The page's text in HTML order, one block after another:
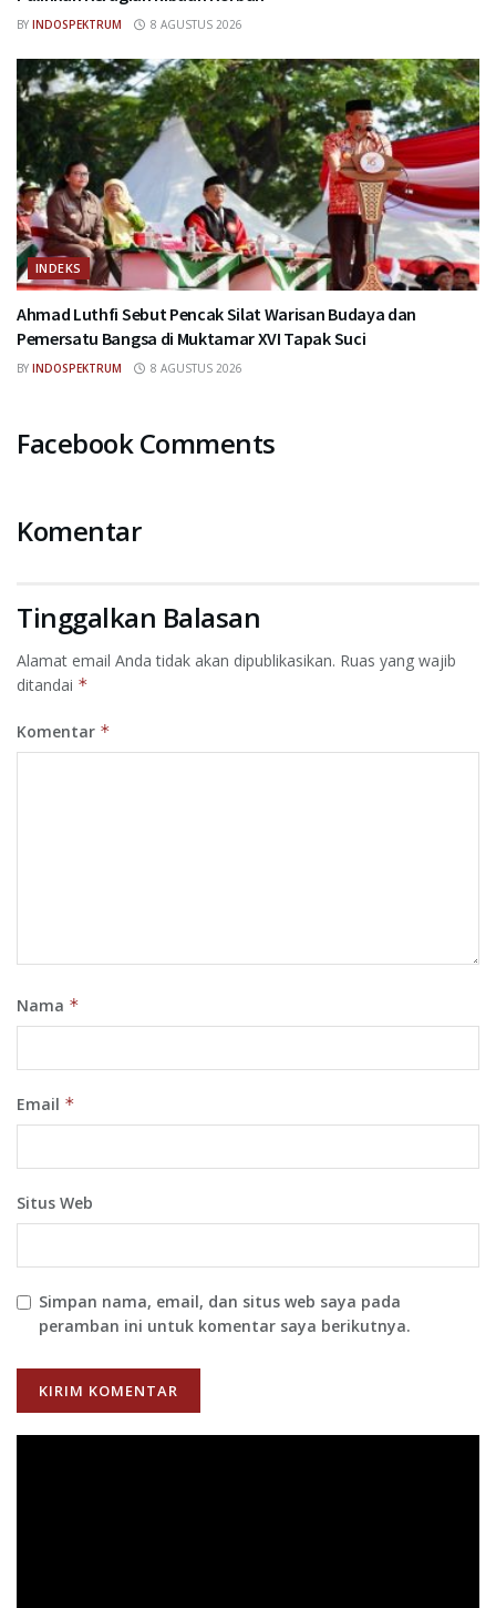
BY INDOSPEKTRUM 8 AGUSTUS 2026
INDEKS
Ahmad Luthfi Sebut Pencak Silat Warisan Budaya dan
Pemersatu Bangsa di Muktamar XVI Tapak Suci
BY INDOSPEKTRUM 8 AGUSTUS 2026
Facebook Comments
Komentar
Tinggalkan Balasan
Alamat email Anda tidak akan dipublikasikan. Ruas yang wajib
ditandai *
Komentar *
Nama *
Email *
Situs Web
Simpan nama, email, dan situs web saya pada
peramban ini untuk komentar saya berikutnya.